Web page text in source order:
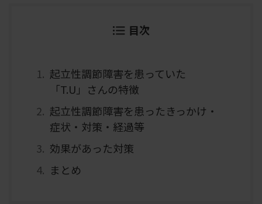
目次
起立性調節障害を患っていた
「T.U」さんの特徴
起立性調節障害を患ったきっかけ・
症状・対策・経過等
効果があった対策
まとめ